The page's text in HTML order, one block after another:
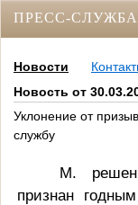
ПРЕСС-СЛУЖБА
Новости
Новость от
Уклонение от
службу
М.
признан